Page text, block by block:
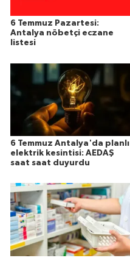
6 Temmuz Pazartesi:
Antalya nöbetçi eczane
listesi
6 Temmuz Antalya'da planlı
elektrik kesintisi: AEDAŞ
saat saat duyurdu